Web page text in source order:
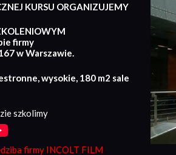
KURSU ORGANIZUJEMY
firmy
w Warszawie.
wysokie, 180 m2 sale
szkolimy
firmy INCOLT FILM